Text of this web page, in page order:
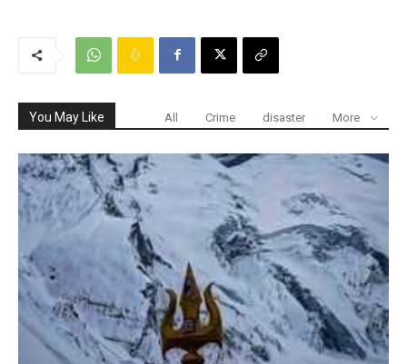
You May Like All Crime disaster More